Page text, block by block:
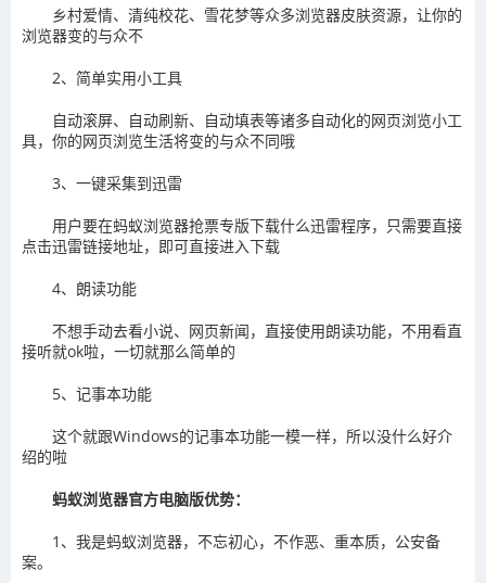
乡村爱情、清纯校花、雪花梦等众多浏览器皮肤资源，让你的
浏览器变的与众不
2、简单实用小工具
自动滚屏、自动刷新、自动填表等诸多自动化的网页浏览小工
具，你的网页浏览生活将变的与众不同哦
3、一键采集到迅雷
用户要在蚂蚁浏览器抢票专版下载什么迅雷程序，只需要直接
点击迅雷链接地址，即可直接进入下载
4、朗读功能
不想手动去看小说、网页新闻，直接使用朗读功能，不用看直
接听就ok啦，一切就那么简单的
5、记事本功能
这个就跟Windows的记事本功能一模一样，所以没什么好介
绍的啦
蚂蚁浏览器官方电脑版优势：
1、我是蚂蚁浏览器，不忘初心，不作恶、重本质，公安备
案。